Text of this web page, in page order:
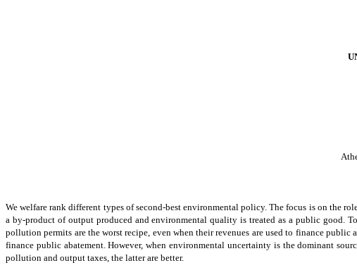
We welfare rank different types of second-best environmental policy. The focus is on the
a by-product of output produced and environmental quality is treated as a public good.
pollution permits are the worst recipe, even when their revenues are used to finance
finance public abatement. However, when environmental uncertainty is the dominant
pollution and output taxes, the latter are better.